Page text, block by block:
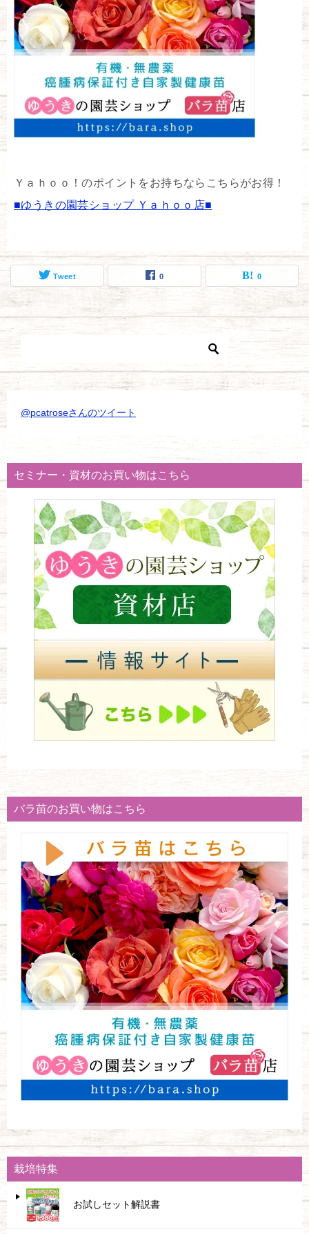
Ｙａｈｏｏ！のポイントをお持ちならこちらがお得！
■ゆうきの園芸ショップ Ｙａｈｏｏ店■
Tweet 0 0
@pcatroseさんのツイート
セミナー・資材のお買い物はこちら
バラ苗のお買い物はこちら
栽培特集
お試しセット解説書